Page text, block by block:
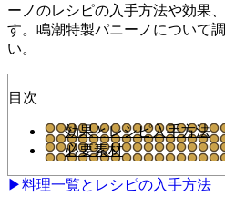
ーノのレシピの入手方法や効果
す。鳴潮特製パニーノについて
い。
目次
効果とレシピ入手方法
必要素材
▶料理一覧とレシピの入手方法